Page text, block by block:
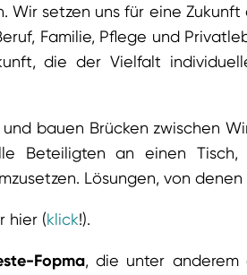
Wir setzen uns für eine
Familie, Pflege und
die der Vielfalt
bauen Brücken zwischen
Beteiligten an einen Tisch,
Lösungen, von
hier (klick!).
Fopma, die unter anderem